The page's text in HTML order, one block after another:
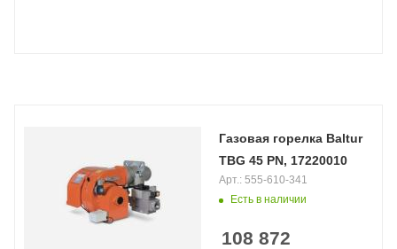
Газовая горелка Baltur
TBG 45 PN, 17220010
Есть в наличии
Арт.: 555-610-341
108 872